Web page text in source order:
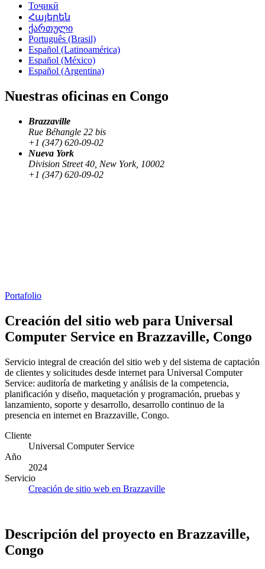
Тоҷикӣ
Հայերեն
ქართული
Português (Brasil)
Español (Latinoamérica)
Español (México)
Español (Argentina)
Nuestras oficinas en Congo
Brazzaville
Rue Béhangle 22 bis
+1 (347) 620-09-02
Nueva York
Division Street 40, New York, 10002
+1 (347) 620-09-02
Portafolio
Creación del sitio web para Universal
Computer Service en Brazzaville, Congo
Servicio integral de creación del sitio web y del sistema de captación
de clientes y solicitudes desde internet para Universal Computer
Service: auditoría de marketing y análisis de la competencia,
planificación y diseño, maquetación y programación, pruebas y
lanzamiento, soporte y desarrollo, desarrollo continuo de la
presencia en internet en Brazzaville, Congo.
Cliente
Universal Computer Service
Año
2024
Servicio
Creación de sitio web en Brazzaville
Descripción del proyecto en Brazzaville,
Congo